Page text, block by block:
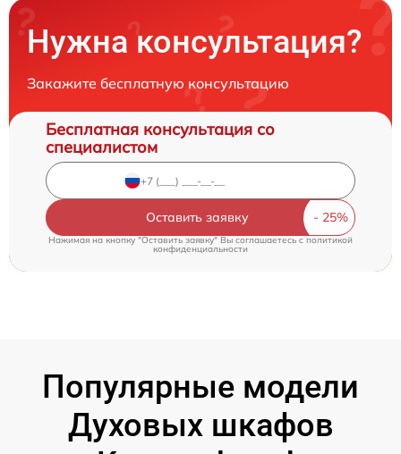
Нужна консультация?
Закажите бесплатную консультацию
Бесплатная консультация со
специалистом
Оставить заявку
Нажимая на кнопку "Оставить заявку" Вы соглашаетесь cполитикой
конфиденциальности
Популярные модели
Духовых шкафов